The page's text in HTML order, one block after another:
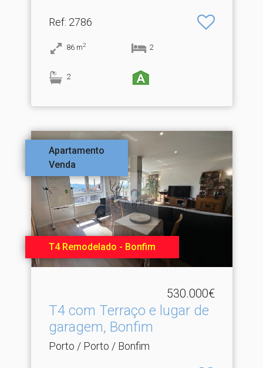
Ref: 2786
86 m2 2
2
Apartamento
Venda
T4 Remodelado - Bonfim
530.000€
T4 com Terraço e lugar de
garagem, Bonfim
Porto / Porto / Bonfim